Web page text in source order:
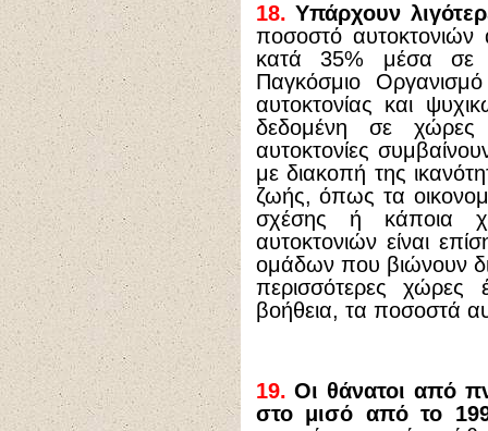
18. Υπάρχουν
ποσοστό αυτοκτονιών
κατά 35% μέσα σε
Παγκόσμιο
αυτοκτονίας και
δεδομένη σε χώρες
αυτοκτονίες
με διακοπή της
ζωής, όπως τα
σχέσης ή κάποια
αυτοκτονιών είναι
ομάδων που βιώνουν
περισσότερες
βοήθεια, τα ποσοστά
19. Οι θάνατοι από
στο μισό από το